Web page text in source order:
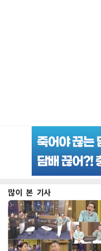
많이 본 기사